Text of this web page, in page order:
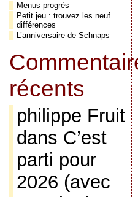
Menus progrès
Petit jeu : trouvez les neuf
différences
L’anniversaire de Schnaps
récents
philippe Fruit
dans C’est
parti pour
2026 (avec